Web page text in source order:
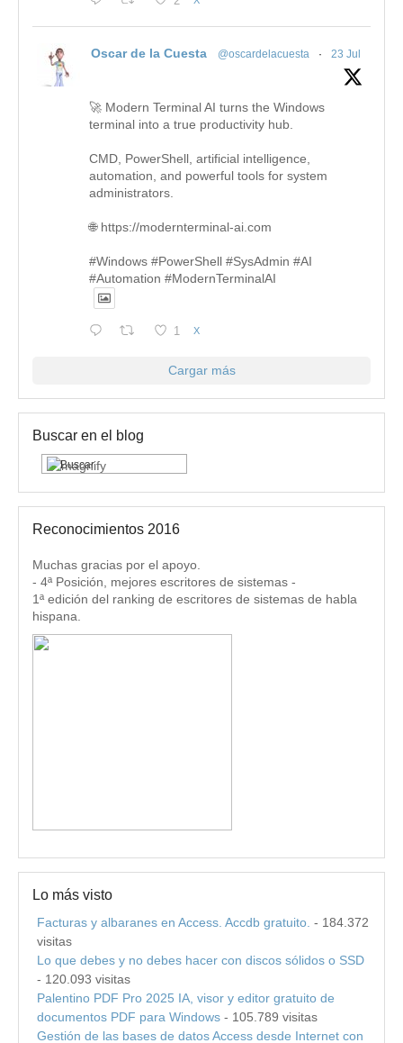
Oscar de la Cuesta @oscardelacuesta · 23 Jul
🚀 Modern Terminal AI turns the Windows
terminal into a true productivity hub.
CMD, PowerShell, artificial intelligence,
automation, and powerful tools for system
administrators.
🌐 https://modernterminal-ai.com
#Windows #PowerShell #SysAdmin #AI
#Automation #ModernTerminalAI
1 X
Cargar más
Buscar en el blog
Reconocimientos 2016
Muchas gracias por el apoyo.
- 4ª Posición, mejores escritores de sistemas -
1ª edición del ranking de escritores de sistemas de habla
hispana.
Lo más visto
Facturas y albaranes en Access. Accdb gratuito. - 184.372
visitas
Lo que debes y no debes hacer con discos sólidos o SSD
- 120.093 visitas
Palentino PDF Pro 2025 IA, visor y editor gratuito de
documentos PDF para Windows - 105.789 visitas
Gestión de las bases de datos Access desde Internet con